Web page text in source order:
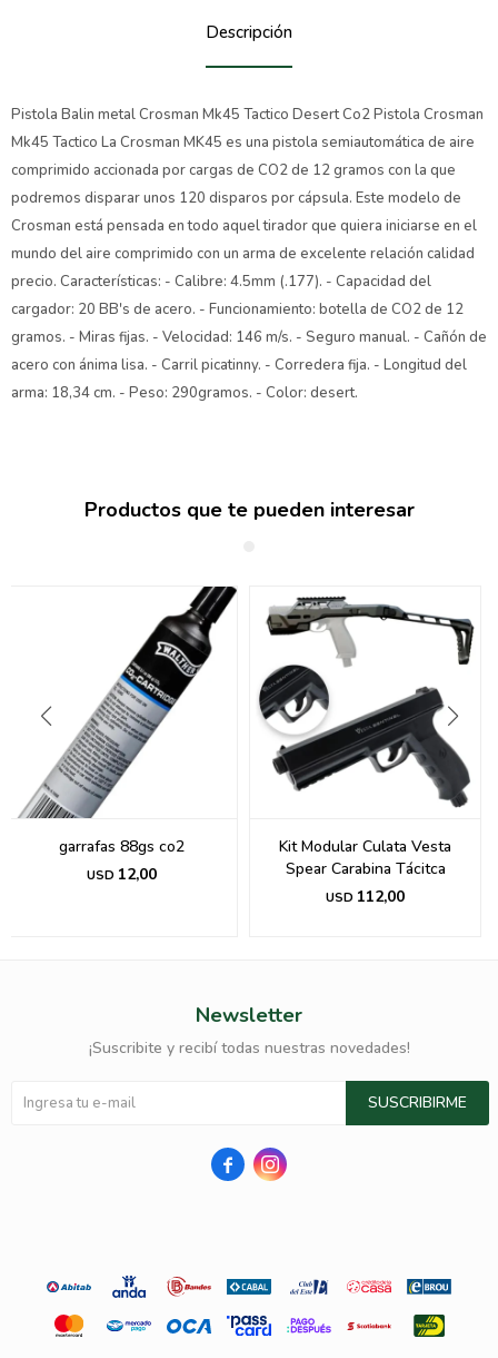
Descripción
Pistola Balin metal Crosman Mk45 Tactico Desert Co2 Pistola Crosman
Mk45 Tactico La Crosman MK45 es una pistola semiautomática de aire
comprimido accionada por cargas de CO2 de 12 gramos con la que
podremos disparar unos 120 disparos por cápsula. Este modelo de
Crosman está pensada en todo aquel tirador que quiera iniciarse en el
mundo del aire comprimido con un arma de excelente relación calidad
precio. Características: - Calibre: 4.5mm (.177). - Capacidad del
cargador: 20 BB's de acero. - Funcionamiento: botella de CO2 de 12
gramos. - Miras fijas. - Velocidad: 146 m/s. - Seguro manual. - Cañón de
acero con ánima lisa. - Carril picatinny. - Corredera fija. - Longitud del
arma: 18,34 cm. - Peso: 290gramos. - Color: desert.
Productos que te pueden interesar
garrafas 88gs co2
USD 12,00
Kit Modular Culata Vesta
Spear Carabina Tácitca
USD 112,00
Newsletter
¡Suscribite y recibí todas nuestras novedades!
SUSCRIBIRME
 